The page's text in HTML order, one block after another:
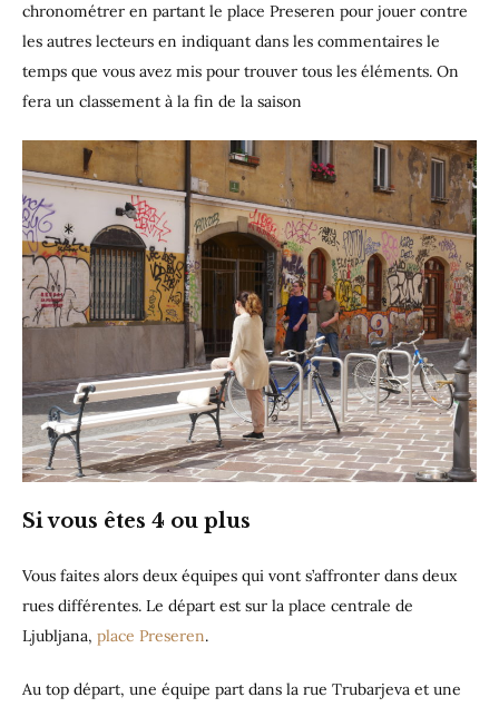
chronométrer en partant le place Preseren pour jouer contre
les autres lecteurs en indiquant dans les commentaires le
temps que vous avez mis pour trouver tous les éléments. On
fera un classement à la fin de la saison
Si vous êtes 4 ou plus
Vous faites alors deux équipes qui vont s’affronter dans deux
rues différentes. Le départ est sur la place centrale de
Ljubljana, place Preseren.
Au top départ, une équipe part dans la rue Trubarjeva et une